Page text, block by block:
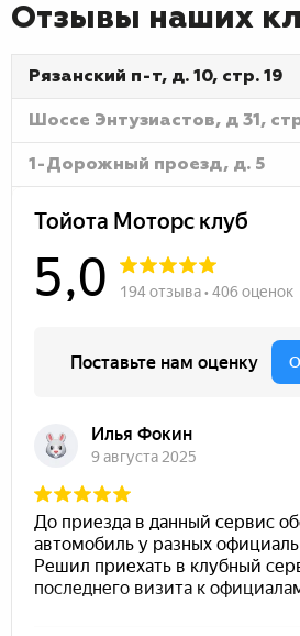
Отзывы наших
Рязанский п-т, д. 10, стр. 19
Шоссе Энтузиастов, д 31,
1-Дорожный проезд, д. 5